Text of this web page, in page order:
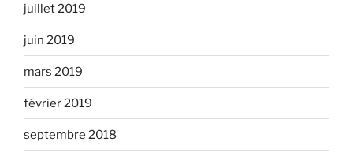
juillet 2019
juin 2019
mars 2019
février 2019
septembre 2018